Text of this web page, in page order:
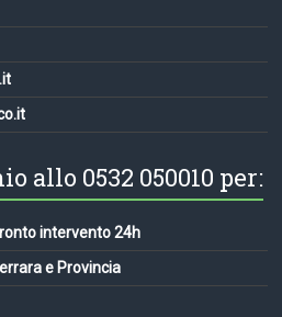
allo 0532 050010 per:
intervento 24h
e Provincia